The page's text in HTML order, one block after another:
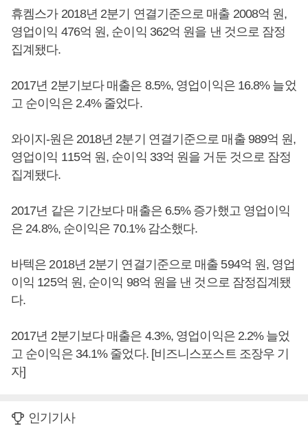
휴켐스가 2018년 2분기 연결기준으로 매출 2008억 원,
영업이익 476억 원, 순이익 362억 원을 낸 것으로 잠정
집계됐다.
2017년 2분기보다 매출은 8.5%, 영업이익은 16.8% 늘었
고 순이익은 2.4% 줄었다.
와이지-원은 2018년 2분기 연결기준으로 매출 989억 원,
영업이익 115억 원, 순이익 33억 원을 거둔 것으로 잠정
집계됐다.
2017년 같은 기간보다 매출은 6.5% 증가했고 영업이익
은 24.8%, 순이익은 70.1% 감소했다.
바텍은 2018년 2분기 연결기준으로 매출 594억 원, 영업
이익 125억 원, 순이익 98억 원을 낸 것으로 잠정집계됐
다.
2017년 2분기보다 매출은 4.3%, 영업이익은 2.2% 늘었
고 순이익은 34.1% 줄었다. [비즈니스포스트 조장우 기
자]
인기기사